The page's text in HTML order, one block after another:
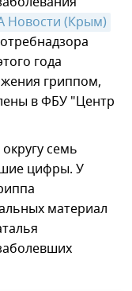
Новости (Крым)
года
гриппом,
в ФБУ "Центр
семь
цифры. У
материал